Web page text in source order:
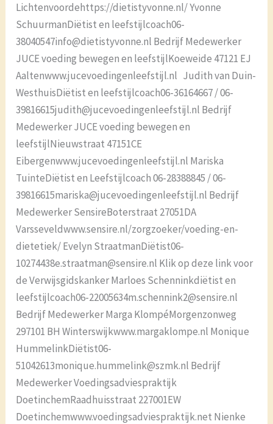
Lichtenvoordehttps://dietistyvonne.nl/ Yvonne
SchuurmanDiëtist en leefstijlcoach06-
38040547info@dietistyvonne.nl Bedrijf Medewerker
JUCE voeding bewegen en leefstijlKoeweide 47121 EJ
Aaltenwww.jucevoedingenleefstijl.nl Judith van Duin-
WesthuisDiëtist en leefstijlcoach06-36164667 / 06-
39816615judith@jucevoedingenleefstijl.nl Bedrijf
Medewerker JUCE voeding bewegen en
leefstijlNieuwstraat 47151CE
Eibergenwww.jucevoedingenleefstijl.nl Mariska
TuinteDiëtist en Leefstijlcoach 06-28388845 / 06-
39816615mariska@jucevoedingenleefstijl.nl Bedrijf
Medewerker SensireBoterstraat 27051DA
Varsseveldwww.sensire.nl/zorgzoeker/voeding-en-
dietetiek/ Evelyn StraatmanDiëtist06-
10274438e.straatman@sensire.nl Klik op deze link voor
de Verwijsgidskanker Marloes Schenninkdiëtist en
leefstijlcoach06-22005634m.schennink2@sensire.nl
Bedrijf Medewerker Marga KlompéMorgenzonweg
297101 BH Winterswijkwww.margaklompe.nl Monique
HummelinkDiëtist06-
51042613monique.hummelink@szmk.nl Bedrijf
Medewerker Voedingsadviespraktijk
DoetinchemRaadhuisstraat 227001EW
Doetinchemwww.voedingsadviespraktijk.net Nienke